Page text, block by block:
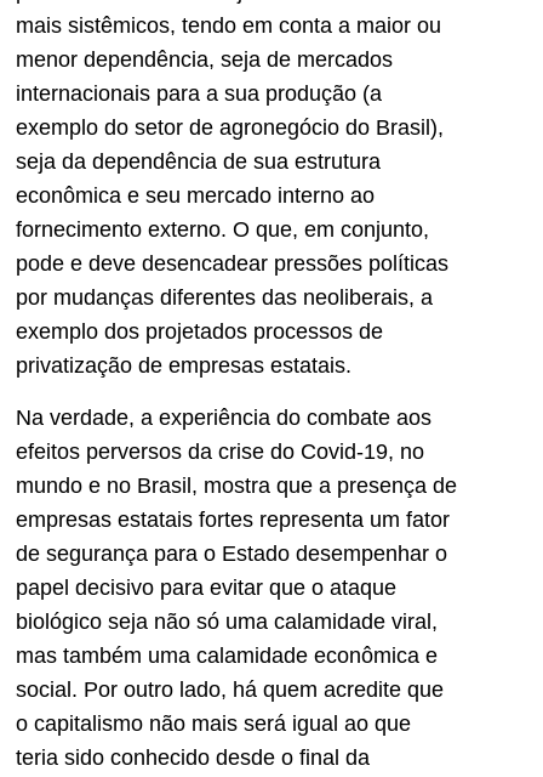
mais sistêmicos, tendo em conta a maior ou
menor dependência, seja de mercados
internacionais para a sua produção (a
exemplo do setor de agronegócio do Brasil),
seja da dependência de sua estrutura
econômica e seu mercado interno ao
fornecimento externo. O que, em conjunto,
pode e deve desencadear pressões políticas
por mudanças diferentes das neoliberais, a
exemplo dos projetados processos de
privatização de empresas estatais.
Na verdade, a experiência do combate aos
efeitos perversos da crise do Covid-19, no
mundo e no Brasil, mostra que a presença de
empresas estatais fortes representa um fator
de segurança para o Estado desempenhar o
papel decisivo para evitar que o ataque
biológico seja não só uma calamidade viral,
mas também uma calamidade econômica e
social. Por outro lado, há quem acredite que
o capitalismo não mais será igual ao que
teria sido conhecido desde o final da